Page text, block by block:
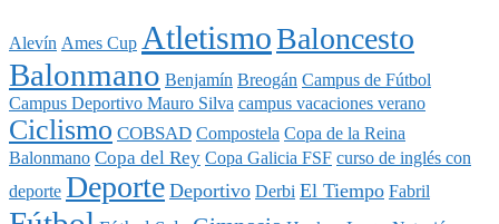
Alevín Ames Cup AtletismoBaloncesto
Balonmano Benjamín Breogán Campus de Fútbol
Campus Deportivo Mauro Silva campus vacaciones verano
Ciclismo COBSAD Compostela Copa de la Reina
Balonmano Copa del Rey Copa Galicia FSF curso de inglés con
deporte Deporte Deportivo Derbi El Tiempo Fabril